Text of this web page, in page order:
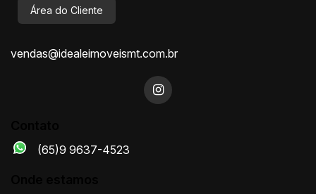
Área do Cliente
vendas@idealeimoveismt.com.br
(65)9 9637-4523